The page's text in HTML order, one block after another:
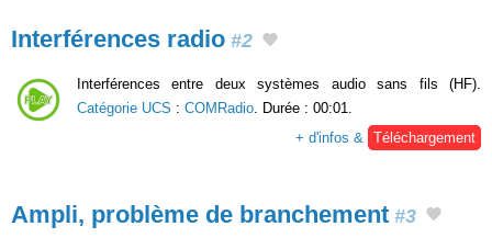
Interférences radio #2
Interférences entre deux systèmes audio sans fils (HF).
Catégorie UCS : COMRadio . Durée : 00:01.
+ d'infos &
Téléchargement
Ampli, problème de branchement #3